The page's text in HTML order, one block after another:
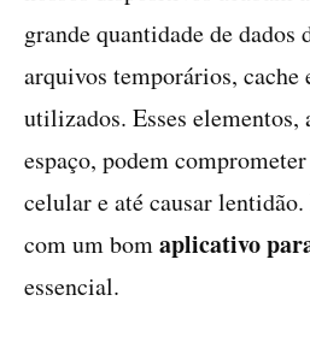
grande quantidade de dados
arquivos temporários, cache
utilizados. Esses elementos,
espaço, podem
celular e até causar
com um bomaplicativo
essencial.